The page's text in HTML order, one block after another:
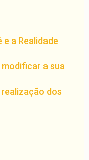
e a Realidade
a sua
realização dos